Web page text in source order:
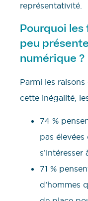
représentativité.
Pourquoi
peu
numérique ?
Parmi les
cette inégalité,
74 %
pas
s’intéresser
71 %
d’hommes